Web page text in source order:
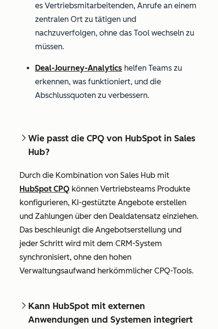
es Vertriebsmitarbeitenden, Anrufe an einem
zentralen Ort zu tätigen und
nachzuverfolgen, ohne das Tool wechseln zu
müssen.
Deal-Journey-Analytics helfen Teams zu
erkennen, was funktioniert, und die
Abschlussquoten zu verbessern.
Wie passt die CPQ von HubSpot in Sales
Hub?
Durch die Kombination von Sales Hub mit
HubSpot CPQ können Vertriebsteams Produkte
konfigurieren, KI-gestützte Angebote erstellen
und Zahlungen über den Dealdatensatz einziehen.
Das beschleunigt die Angebotserstellung und
jeder Schritt wird mit dem CRM-System
synchronisiert, ohne den hohen
Verwaltungsaufwand herkömmlicher CPQ-Tools.
Kann HubSpot mit externen
Anwendungen und Systemen integriert